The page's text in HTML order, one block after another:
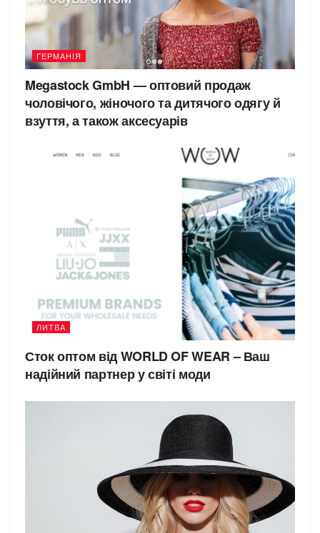
ГЕРМАНІЯ
Megastock GmbH — оптовий продаж
чоловічого, жіночого та дитячого одягу й
взуття, а також аксесуарів
ЛИТВА
Сток оптом від WORLD OF WEAR – Ваш
надійний партнер у світі моди